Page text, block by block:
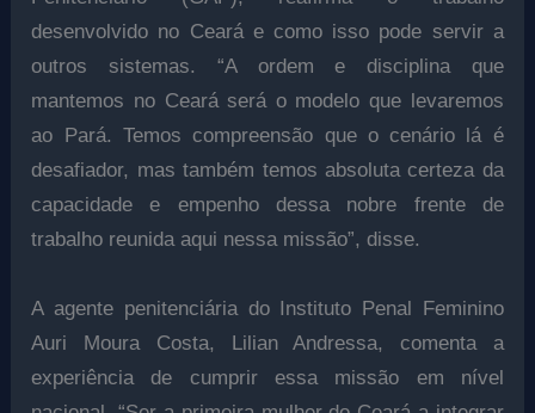
desenvolvido no Ceará e como isso pode servir a
outros sistemas. “A ordem e disciplina que
mantemos no Ceará será o modelo que levaremos
ao Pará. Temos compreensão que o cenário lá é
desafiador, mas também temos absoluta certeza da
capacidade e empenho dessa nobre frente de
trabalho reunida aqui nessa missão”, disse.
A agente penitenciária do Instituto Penal Feminino
Auri Moura Costa, Lilian Andressa, comenta a
experiência de cumprir essa missão em nível